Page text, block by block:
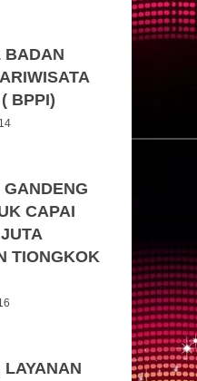
BADAN
BPPI)
CAPAI
TIONGKOK
LAYANAN